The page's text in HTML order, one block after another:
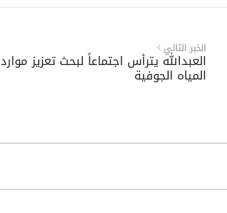
الخبر التالي
العبدالله يترأس اجتماعاً لبحث تعزيز موارد
المياه الجوفية